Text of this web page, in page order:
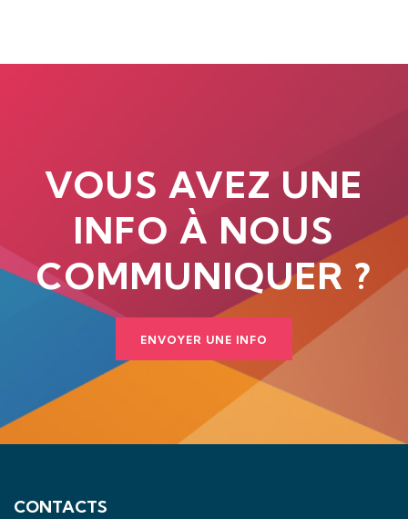
VOUS AVEZ UNE
INFO À NOUS
COMMUNIQUER ?
ENVOYER UNE INFO
CONTACTS